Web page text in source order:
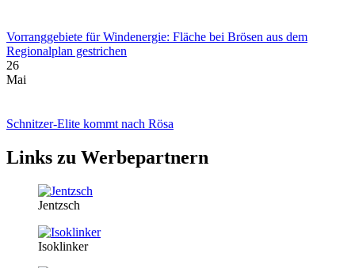
Vorranggebiete für Windenergie: Fläche bei Brösen aus dem
Regionalplan gestrichen
26
Mai
Schnitzer-Elite kommt nach Rösa
Links zu Werbepartnern
Jentzsch
Isoklinker